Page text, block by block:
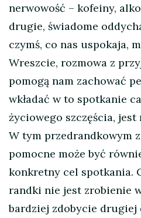
nerwowość – kofeiny,
drugie, świadome
czymś, co nas uspokaja,
Wreszcie, rozmowa z
pomogą nam zachować
wkładać w to spotkanie
życiowego szczęścia,
W tym przedrandkowym
pomocne może być
konkretny cel spotkania.
randki nie jest zrobienie
bardziej zdobycie drugiej